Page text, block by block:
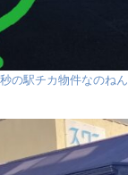
の駅チカ物件なのねん